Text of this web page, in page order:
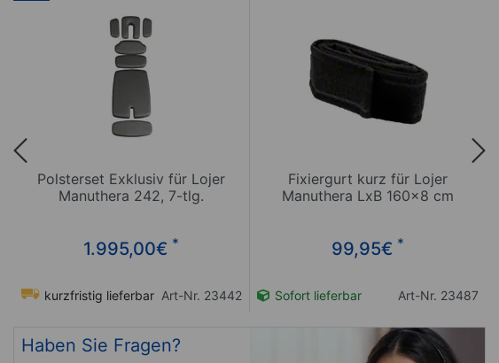
Polsterset Exklusiv für Lojer
Manuthera 242, 7-tlg.
1.995,00€ *
kurzfristig lieferbar Art-Nr. 23442
Fixiergurt kurz für Lojer
Manuthera LxB 160x8 cm
99,95€ *
Sofort lieferbar Art-Nr. 23487
Haben Sie Fragen?